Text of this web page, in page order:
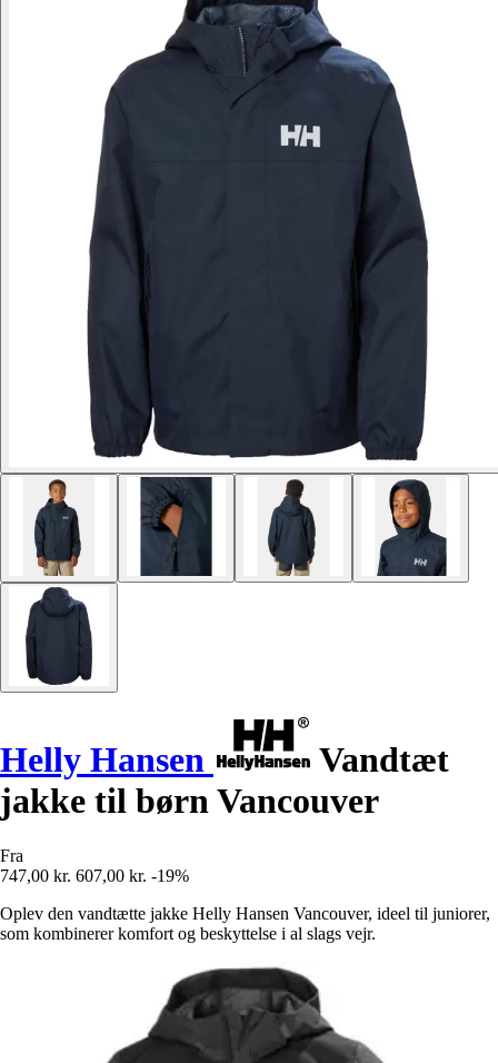
Helly Hansen
Vandtæt
jakke til børn Vancouver
Fra
747,00 kr. 607,00 kr. -19%
Oplev den vandtætte jakke Helly Hansen Vancouver, ideel til juniorer,
som kombinerer komfort og beskyttelse i al slags vejr.